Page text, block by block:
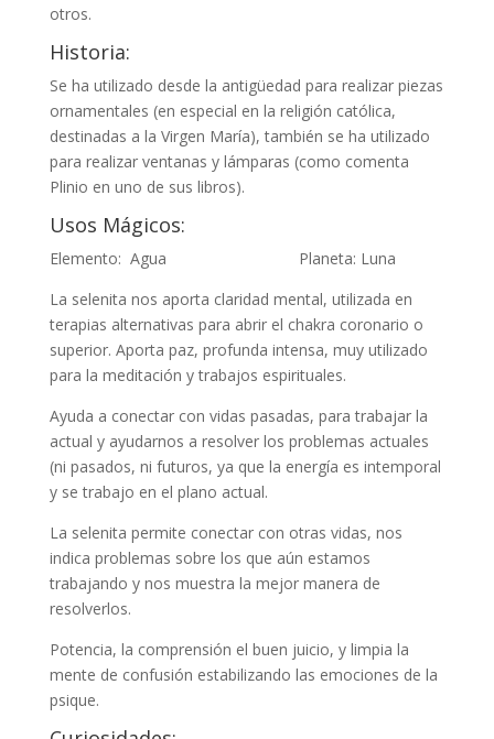
otros.
Historia:
Se ha utilizado desde la antigüedad para realizar piezas
ornamentales (en especial en la religión católica,
destinadas a la Virgen María), también se ha utilizado
para realizar ventanas y lámparas (como comenta
Plinio en uno de sus libros).
Usos Mágicos:
Elemento: Agua Planeta: Luna
La selenita nos aporta claridad mental, utilizada en
terapias alternativas para abrir el chakra coronario o
superior. Aporta paz, profunda intensa, muy utilizado
para la meditación y trabajos espirituales.
Ayuda a conectar con vidas pasadas, para trabajar la
actual y ayudarnos a resolver los problemas actuales
(ni pasados, ni futuros, ya que la energía es intemporal
y se trabajo en el plano actual.
La selenita permite conectar con otras vidas, nos
indica problemas sobre los que aún estamos
trabajando y nos muestra la mejor manera de
resolverlos.
Potencia, la comprensión el buen juicio, y limpia la
mente de confusión estabilizando las emociones de la
psique.